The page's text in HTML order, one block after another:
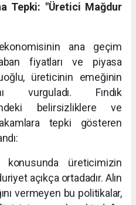
Tepki: "Üretici Mağdur
ana geçim
fiyatları ve piyasa
üreticinin emeğinin
vurguladı. Fındık
belirsizliklere ve
tepki gösteren
konusunda üreticimizin
açıkça ortadadır. Alın
vermeyen bu politikalar,